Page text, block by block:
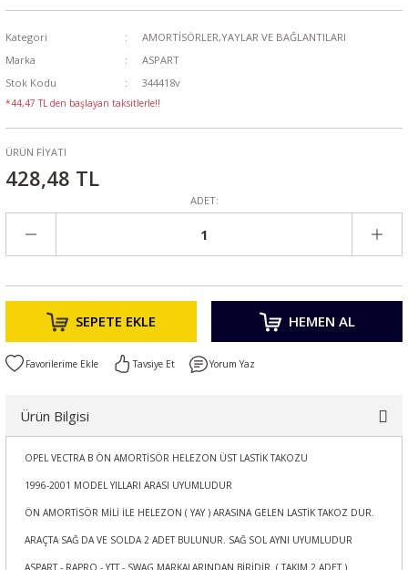
Kategori
AMORTİSÖRLER,YAYLAR VE BAĞLANTILARI
Marka
ASPART
Stok Kodu
344418v
*44,47 TL den başlayan taksitlerle!!
ÜRÜN FİYATI
428,48 TL
ADET:
SEPETE EKLE HEMEN AL
Tavsiye Et Yorum Yaz
Ürün Bilgisi
OPEL VECTRA B ÖN AMORTİSÖR HELEZON ÜST LASTİK TAKOZU
1996-2001 MODEL YILLARI ARASI UYUMLUDUR
ÖN AMORTİSÖR MİLİ İLE HELEZON ( YAY ) ARASINA GELEN LASTİK TAKOZ DUR.
ARAÇTA SAĞ DA VE SOLDA 2 ADET BULUNUR. SAĞ SOL AYNI UYUMLUDUR
ASPART - RAPRO - YTT - SWAG MARKALARINDAN BİRİDİR. ( TAKIM 2 ADET )